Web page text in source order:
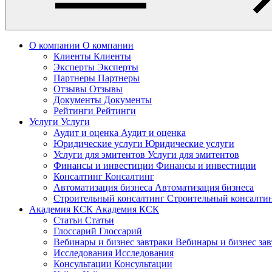
О компании О компании
Клиенты Клиенты
Эксперты Эксперты
Партнеры Партнеры
Отзывы Отзывы
Документы Документы
Рейтинги Рейтинги
Услуги Услуги
Аудит и оценка Аудит и оценка
Юридические услуги Юридические услуги
Услуги для эмитентов Услуги для эмитентов
Финансы и инвестиции Финансы и инвестиции
Консалтинг Консалтинг
Автоматизация бизнеса Автоматизация бизнеса
Строительный консалтинг Строительный
Академия КСК Академия КСК
Статьи Статьи
Глоссарий Глоссарий
Вебинары и бизнес завтраки Вебинары и бизнес
Исследования Исследования
Консультации Консультации